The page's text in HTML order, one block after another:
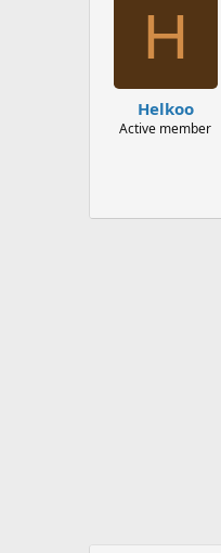
H
Helkoo
Active member